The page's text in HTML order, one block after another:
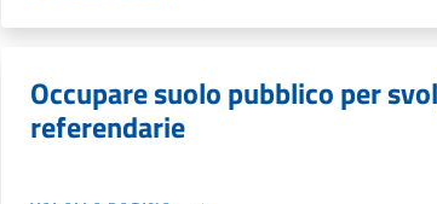
Occupare suolo pubblico per
referendarie